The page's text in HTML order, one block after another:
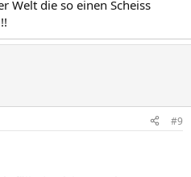
Welt die so einen Scheiss
#9